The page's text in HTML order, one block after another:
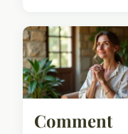
Comment